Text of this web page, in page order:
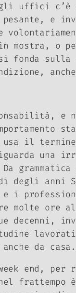
uffici c’è
e
mostra, o
fonda sulla
e
il termine
una
anni
i
ore al
da casa.
end, per
frattempo